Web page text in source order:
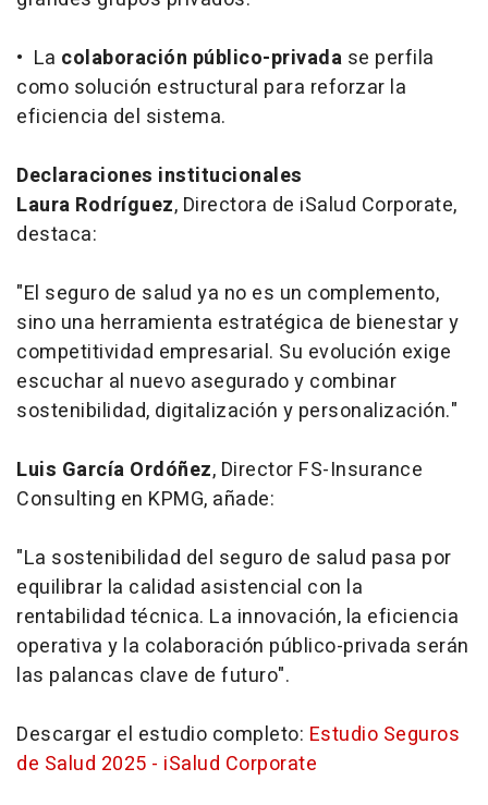
• La colaboración público-privada se perfila
como solución estructural para reforzar la
eficiencia del sistema.
Declaraciones institucionales
Laura Rodríguez, Directora de iSalud Corporate,
destaca:
"El seguro de salud ya no es un complemento,
sino una herramienta estratégica de bienestar y
competitividad empresarial. Su evolución exige
escuchar al nuevo asegurado y combinar
sostenibilidad, digitalización y personalización."
Luis García Ordóñez, Director FS-Insurance
Consulting en KPMG, añade:
"La sostenibilidad del seguro de salud pasa por
equilibrar la calidad asistencial con la
rentabilidad técnica. La innovación, la eficiencia
operativa y la colaboración público-privada serán
las palancas clave de futuro".
Descargar el estudio completo: Estudio Seguros
de Salud 2025 - iSalud Corporate